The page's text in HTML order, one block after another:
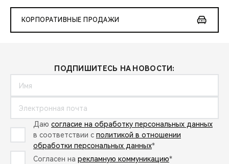
КОРПОРАТИВНЫЕ ПРОДАЖИ
ПОДПИШИТЕСЬ НА НОВОСТИ:
Даю согласие на обработку персональных данных
в соответствии с политикой в отношении
обработки персональных данных*
Согласен на рекламную коммуникацию*